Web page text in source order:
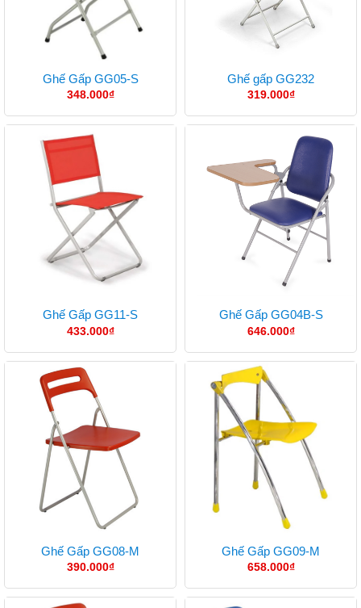
Ghế Gấp GG05-S
348.000₫
Ghế gấp GG232
319.000₫
Ghế Gấp GG11-S
433.000₫
Ghế Gấp GG04B-S
646.000₫
Ghế Gấp GG08-M
390.000₫
Ghế Gấp GG09-M
658.000₫